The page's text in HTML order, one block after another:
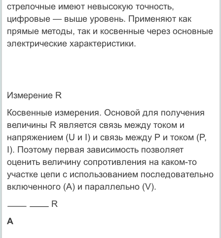
стрелочные имеют невысокую точность,
цифровые — выше уровень. Применяют как
прямые методы, так и косвенные через основные
электрические характеристики.
Измерение R
Косвенные измерения. Основой для получения
величины R является связь между током и
напряжением (U и I) и связь между Р и током (P,
I). Поэтому первая зависимость позволяет
оценить величину сопротивления на каком-то
участке цепи с использованием последовательно
включенного (А) и параллельно (V).
R
А